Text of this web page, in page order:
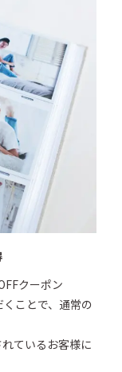
クーポン
ことで、通常の
ているお客様に